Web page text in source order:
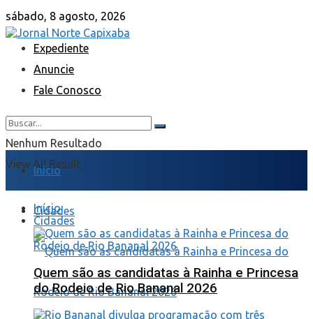
sábado, 8 agosto, 2026
Expediente
Anuncie
Fale Conosco
Nenhum Resultado
View All Result
Início
Cidades
Início
Cidades
Quem são as candidatas à Rainha e Princesa
do Rodeio de Rio Bananal 2026